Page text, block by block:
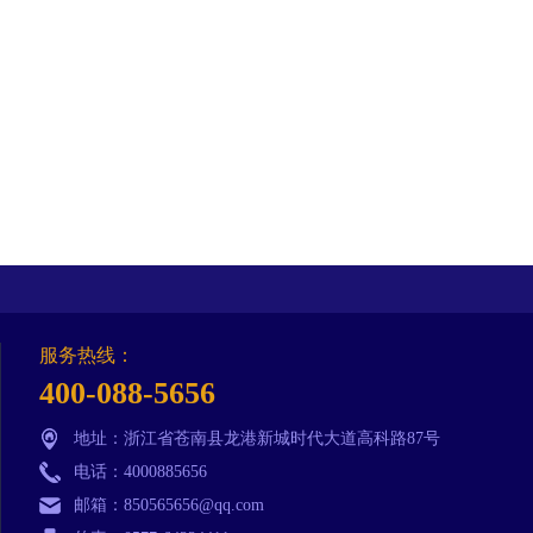
服务热线：
400-088-5656
地址：浙江省苍南县龙港新城时代大道高科路87号
电话：4000885656
邮箱：850565656@qq.com